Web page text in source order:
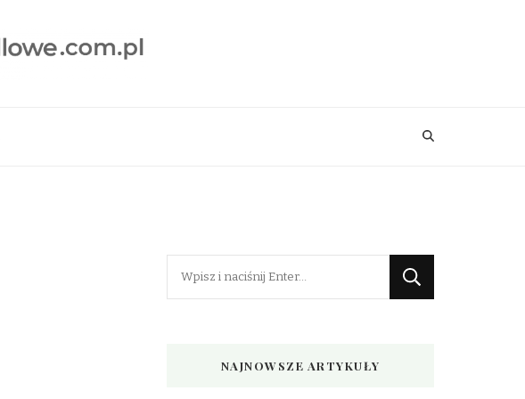
NAJNOWSZE ARTYKUŁY